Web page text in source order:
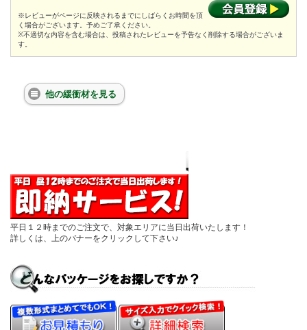
※レビューがページに反映されるまでにしばらくお時間を頂
く場合がございます。予めご了承ください。
※不適切な内容を含む場合は、投稿されたレビューを予告なく削除する場合がございま
す。
他の緩衝材を見る
平日１２時までのご注文で、対象エリアに当日出荷いたします！
詳しくは、上のバナーをクリックして下さい♪